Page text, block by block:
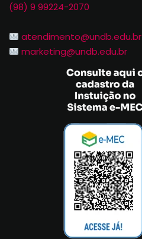
(98) 9 99224-2070
atendimento@undb.edu.br
marketing@undb.edu.br